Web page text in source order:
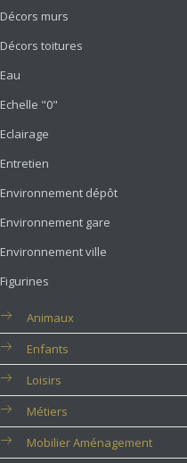
Décors murs
Décors toitures
Eau
Echelle "0"
Eclairage
Entretien
Environnement dépôt
Environnement gare
Environnement ville
Figurines
Animaux
Enfants
Loisirs
Métiers
Mobilier Aménagement